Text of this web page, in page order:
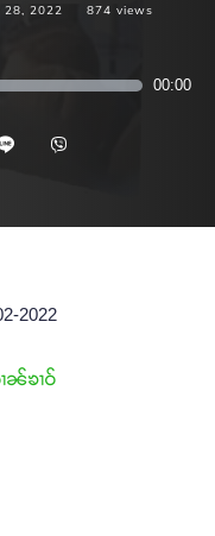
28, 2022 874 views
00:00
2022
ၼ်ၶၢဝ်